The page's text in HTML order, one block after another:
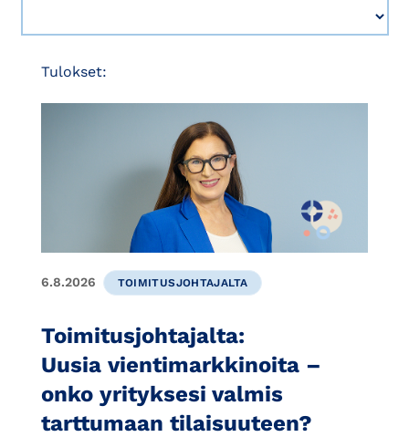
Tulokset:
6.8.2026 TOIMITUSJOHTAJALTA
Toimitusjohtajalta:
Uusia vientimarkkinoita –
onko yrityksesi valmis
tarttumaan tilaisuuteen?